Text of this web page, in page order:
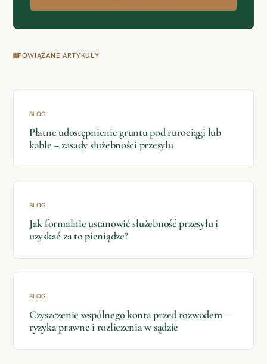
POWIĄZANE ARTYKUŁY
BLOG
Płatne udostępnienie gruntu pod rurociągi lub
kable – zasady służebności przesyłu
BLOG
Jak formalnie ustanowić służebność przesyłu i
uzyskać za to pieniądze?
BLOG
Czyszczenie wspólnego konta przed rozwodem –
ryzyka prawne i rozliczenia w sądzie